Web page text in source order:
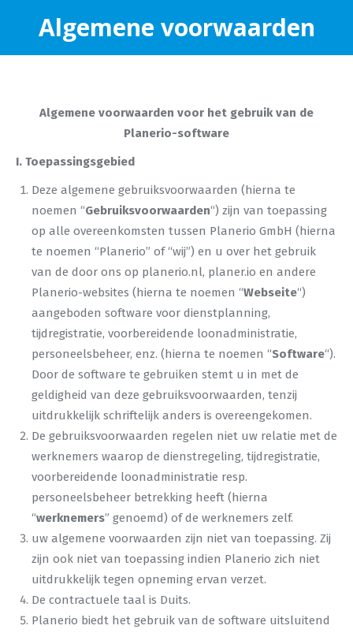
Algemene voorwaarden
Algemene voorwaarden voor het gebruik van de
Planerio-software
I. Toepassingsgebied
Deze algemene gebruiksvoorwaarden (hierna te
noemen “Gebruiksvoorwaarden“) zijn van toepassing
op alle overeenkomsten tussen Planerio GmbH (hierna
te noemen “Planerio” of “wij”) en u over het gebruik
van de door ons op planerio.nl, planer.io en andere
Planerio-websites (hierna te noemen “Webseite“)
aangeboden software voor dienstplanning,
tijdregistratie, voorbereidende loonadministratie,
personeelsbeheer, enz. (hierna te noemen “Software“).
Door de software te gebruiken stemt u in met de
geldigheid van deze gebruiksvoorwaarden, tenzij
uitdrukkelijk schriftelijk anders is overeengekomen.
De gebruiksvoorwaarden regelen niet uw relatie met de
werknemers waarop de dienstregeling, tijdregistratie,
voorbereidende loonadministratie resp.
personeelsbeheer betrekking heeft (hierna
“werknemers” genoemd) of de werknemers zelf.
uw algemene voorwaarden zijn niet van toepassing. Zij
zijn ook niet van toepassing indien Planerio zich niet
uitdrukkelijk tegen opneming ervan verzet.
De contractuele taal is Duits.
Planerio biedt het gebruik van de software uitsluitend